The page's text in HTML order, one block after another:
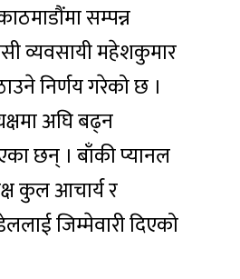
सम्पन्न
व्यवसायी महेशकुमार
निर्णय गरेको छ ।
अघि बढ्न
छन् । बाँकी प्यानल
कुल आचार्य र
जिम्मेवारी दिएको